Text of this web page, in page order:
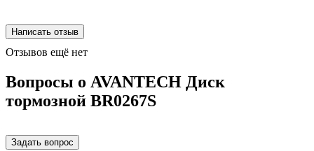
Отзывов ещё нет
Вопросы о AVANTECH Диск
тормозной BR0267S